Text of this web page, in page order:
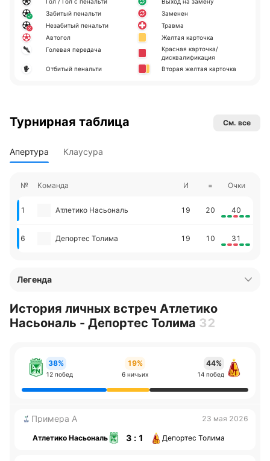
Забитый пенальти
Незабитый пенальти
Автогол
Голевая передача
Отбитый пенальти
Заменен
Травма
Желтая карточка
Красная карточка/
дисквалификация
Вторая желтая карточка
Турнирная таблица См. все
Апертура Клаусура
№ Команда И = Очки
1 Атлетико Насьональ 19 20 40
6 Депортес Толима 19 10 31
Легенда
История личных встреч Атлетико
Насьональ - Депортес Толима 32
38%
12 побед
19%
6 ничьих
44%
14 побед
Примера А 23 мая 2026
Атлетико Насьональ 3 : 1 Депортес Толима